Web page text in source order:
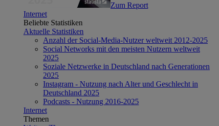
Zum Report
Internet
Beliebte Statistiken
Aktuelle Statistiken
Anzahl der Social-Media-Nutzer weltweit 2012-2025
Social Networks mit den meisten Nutzern weltweit
2025
Soziale Netzwerke in Deutschland nach Generationen
2025
Instagram - Nutzung nach Alter und Geschlecht in
Deutschland 2025
Podcasts - Nutzung 2016-2025
Internet
Themen